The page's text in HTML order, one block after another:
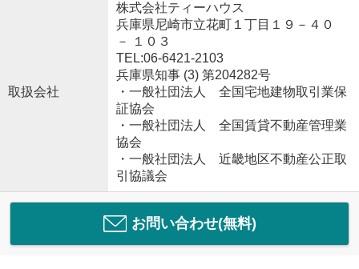
取扱会社
株式会社ティーハウス
兵庫県尼崎市立花町１丁目１９－４０
－ １０３
TEL:06-6421-2103
兵庫県知事 (3) 第204282号
・一般社団法人 全国宅地建物取引業保
証協会
・一般社団法人 全国賃貸不動産管理業
協会
・一般社団法人 近畿地区不動産公正取
引協議会
お問い合わせ(無料)